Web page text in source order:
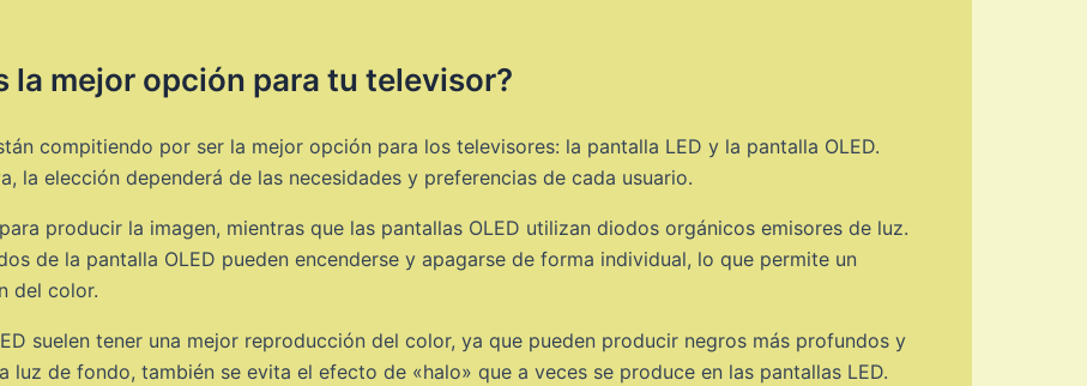
la mejor opción para tu televisor?
compitiendo por ser la mejor opción para los televisores: la pantalla LED y la pantalla OLED.
la elección dependerá de las necesidades y preferencias de cada usuario.
producir la imagen, mientras que las pantallas OLED utilizan diodos orgánicos emisores de luz.
de la pantalla OLED pueden encenderse y apagarse de forma individual, lo que permite un
del color.
suelen tener una mejor reproducción del color, ya que pueden producir negros más profundos y
luz de fondo, también se evita el efecto de «halo» que a veces se produce en las pantallas LED.